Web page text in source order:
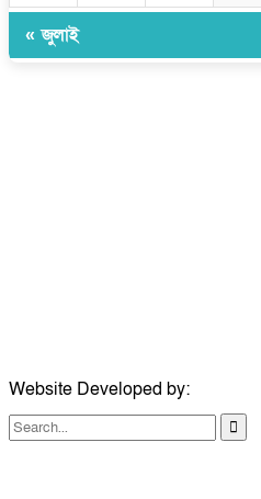
« জুলাই
Website Developed by: